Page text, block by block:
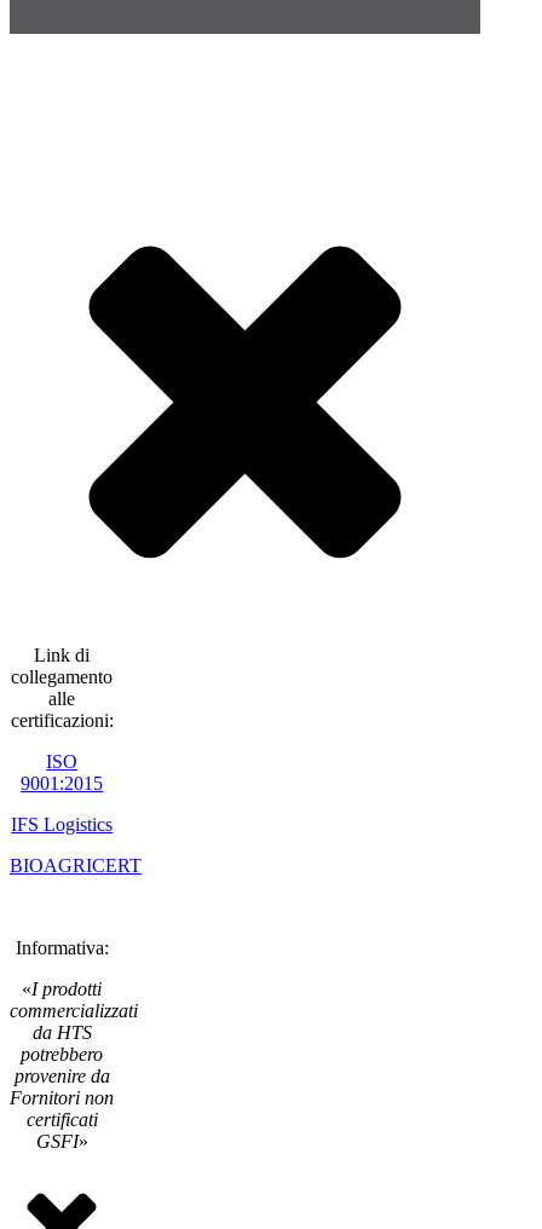
Link di
collegamento
alle
certificazioni:
ISO
9001:2015
IFS Logistics
BIOAGRICERT
Informativa:
«I prodotti
commercializzati
da HTS
potrebbero
provenire da
Fornitori non
certificati
GSFI»